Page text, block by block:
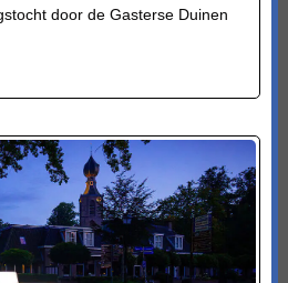
door de Gasterse Duinen